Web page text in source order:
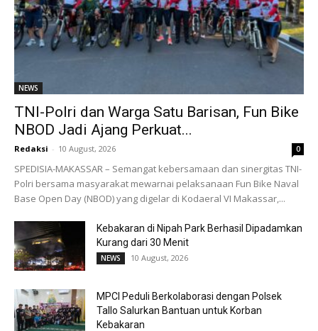
NEWS
TNI-Polri dan Warga Satu Barisan, Fun Bike
NBOD Jadi Ajang Perkuat...
Redaksi - 10 August, 2026 0
SPEDISIA-MAKASSAR – Semangat kebersamaan dan sinergitas TNI-
Polri bersama masyarakat mewarnai pelaksanaan Fun Bike Naval
Base Open Day (NBOD) yang digelar di Kodaeral VI Makassar,...
Kebakaran di Nipah Park Berhasil Dipadamkan
Kurang dari 30 Menit
NEWS 10 August, 2026
MPCI Peduli Berkolaborasi dengan Polsek
Tallo Salurkan Bantuan untuk Korban
Kebakaran